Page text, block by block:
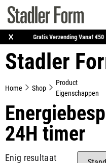
× Gratis
Stadler
Home Shop
Product
Eigenschappen
24H timer
Enig resultaat